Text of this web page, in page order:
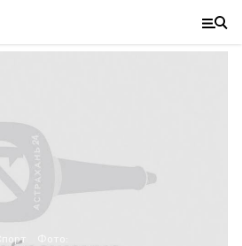
Спорт